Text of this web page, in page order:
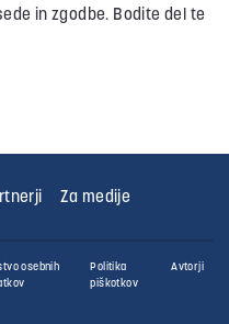
in zgodbe. Bodite del te
Za medije
osebnih
Politika
piškotkov
Avtorji